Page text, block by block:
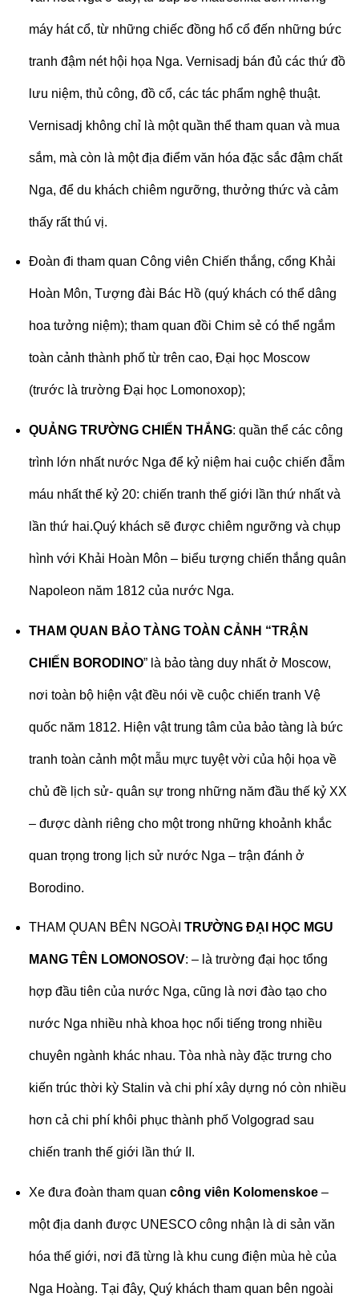
máy hát cổ, từ những chiếc đồng hổ cổ đến những bức
tranh đậm nét hội họa Nga. Vernisadj bán đủ các thứ đồ
lưu niệm, thủ công, đồ cổ, các tác phẩm nghệ thuật.
Vernisadj không chỉ là một quần thể tham quan và mua
sắm, mà còn là một địa điểm văn hóa đặc sắc đậm chất
Nga, để du khách chiêm ngưỡng, thưởng thức và cảm
thấy rất thú vị.
Đoàn đi tham quan Công viên Chiến thắng, cổng Khải
Hoàn Môn, Tượng đài Bác Hồ (quý khách có thể dâng
hoa tưởng niệm); tham quan đồi Chim sẻ có thể ngắm
toàn cảnh thành phố từ trên cao, Đại học Moscow
(trước là trường Đại học Lomonoxop);
ǪUẢNG TRƯỜNG CHIẾN THẮNG: quần thể các công
trình lớn nhất nước Nga để kỷ niệm hai cuộc chiến đẫm
máu nhất thế kỷ 20: chiến tranh thế giới lần thứ nhất và
lần thứ hai.Ǫuý khách sẽ được chiêm ngưỡng và chụp
hình với Khải Hoàn Môn – biểu tượng chiến thắng quân
Napoleon năm 1812 của nước Nga.
THAM ǪUAN BẢO TÀNG TOÀN CẢNH “TRẬN
CHIẾN BORODINO” là bảo tàng duy nhất ở Moscow,
nơi toàn bộ hiện vật đều nói về cuộc chiến tranh Vệ
quốc năm 1812. Hiện vật trung tâm của bảo tàng là bức
tranh toàn cảnh một mẫu mực tuyệt vời của hội họa về
chủ đề lịch sử- quân sự trong những năm đầu thế kỷ XX
– được dành riêng cho một trong những khoảnh khắc
quan trọng trong lịch sử nước Nga – trận đánh ở
Borodino.
THAM ǪUAN BÊN NGOÀI TRƯỜNG ĐẠI HỌC MGU
MANG TÊN LOMONOSOV: – là trường đại học tổng
hợp đầu tiên của nước Nga, cũng là nơi đào tạo cho
nước Nga nhiều nhà khoa học nổi tiếng trong nhiều
chuyên ngành khác nhau. Tòa nhà này đặc trưng cho
kiến trúc thời kỳ Stalin và chi phí xây dựng nó còn nhiều
hơn cả chi phí khôi phục thành phố Volgograd sau
chiến tranh thế giới lần thứ II.
Xe đưa đoàn tham quan công viên Kolomenskoe–
một địa danh được UNESCO công nhận là di sản văn
hóa thế giới, nơi đã từng là khu cung điện mùa hè của
Nga Hoàng. Tại đây, Quý khách tham quan bên ngoài